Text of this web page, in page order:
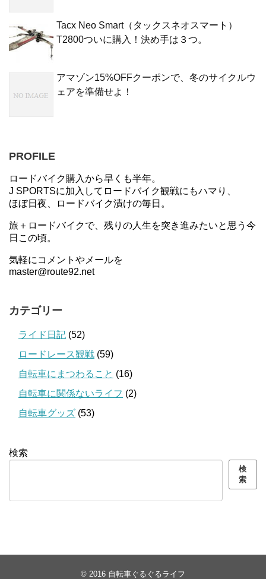
Tacx Neo Smart（タックスネオスマート）
T2800ついに購入！決め手は３つ。
アマゾン15%OFFクーポンで、冬のサイクルウ
ェアを準備せよ！
PROFILE
ロードバイク購入から早くも半年。
J SPORTSに加入してロードバイク観戦にもハマり、
ほぼ日夜、ロードバイク漬けの毎日。
旅＋ロードバイクで、残りの人生を突き進みたいと思う今
日この頃。
気軽にコメントやメールを
master@route92.net
カテゴリー
ライド日記 (52)
ロードレース観戦 (59)
自転車にまつわること (16)
自転車に関係ないライフ (2)
自転車グッズ (53)
検索
検
索
© 2016 自転車ぐるぐるライフ